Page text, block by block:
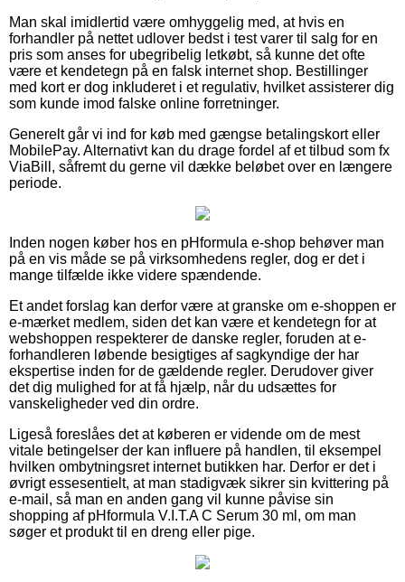
Man skal imidlertid være omhyggelig med, at hvis en
forhandler på nettet udlover bedst i test varer til salg for en
pris som anses for ubegribelig letkøbt, så kunne det ofte
være et kendetegn på en falsk internet shop. Bestillinger
med kort er dog inkluderet i et regulativ, hvilket assisterer dig
som kunde imod falske online forretninger.
Generelt går vi ind for køb med gængse betalingskort eller
MobilePay. Alternativt kan du drage fordel af et tilbud som fx
ViaBill, såfremt du gerne vil dække beløbet over en længere
periode.
Inden nogen køber hos en pHformula e-shop behøver man
på en vis måde se på virksomhedens regler, dog er det i
mange tilfælde ikke videre spændende.
Et andet forslag kan derfor være at granske om e-shoppen er
e-mærket medlem, siden det kan være et kendetegn for at
webshoppen respekterer de danske regler, foruden at e-
forhandleren løbende besigtiges af sagkyndige der har
ekspertise inden for de gældende regler. Derudover giver
det dig mulighed for at få hjælp, når du udsættes for
vanskeligheder ved din ordre.
Ligeså foreslåes det at køberen er vidende om de mest
vitale betingelser der kan influere på handlen, til eksempel
hvilken ombytningsret internet butikken har. Derfor er det i
øvrigt essesentielt, at man stadigvæk sikrer sin kvittering på
e-mail, så man en anden gang vil kunne påvise sin
shopping af pHformula V.I.T.A C Serum 30 ml, om man
søger et produkt til en dreng eller pige.